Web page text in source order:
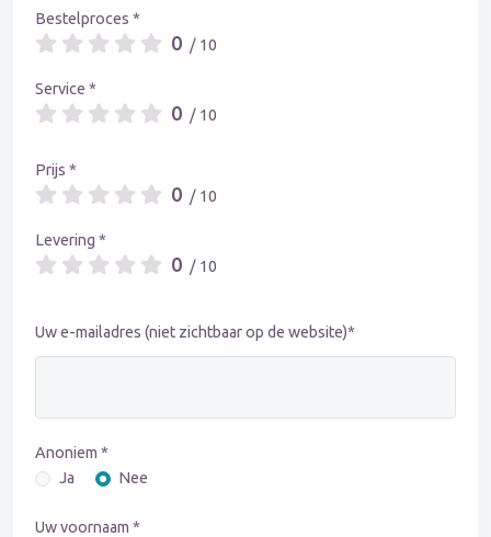
Bestelproces *
0 / 10
Service *
0 / 10
Prijs *
0 / 10
Levering *
0 / 10
Uw e-mailadres (niet zichtbaar op de website)*
Anoniem *
Ja
Nee
Uw voornaam *